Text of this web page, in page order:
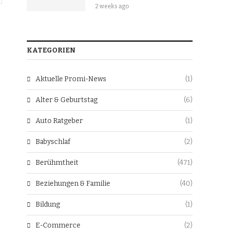
2 weeks ago
KATEGORIEN
Aktuelle Promi-News (1)
Alter & Geburtstag (6)
Auto Ratgeber (1)
Babyschlaf (2)
Berühmtheit (471)
Beziehungen & Familie (40)
Bildung (1)
E-Commerce (2)